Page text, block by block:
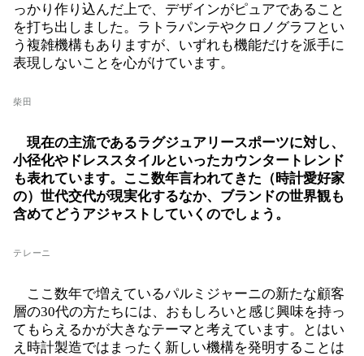
っかり作り込んだ上で、デザインがピュアであること
を打ち出しました。ラトラパンテやクロノグラフとい
う複雑機構もありますが、いずれも機能だけを派手に
表現しないことを心がけています。
柴田
現在の主流であるラグジュアリースポーツに対し、
小径化やドレススタイルといったカウンタートレンド
も表れています。ここ数年言われてきた（時計愛好家
の）世代交代が現実化するなか、ブランドの世界観も
含めてどうアジャストしていくのでしょう。
テレーニ
ここ数年で増えているパルミジャーニの新たな顧客
層の30代の方たちには、おもしろいと感じ興味を持っ
てもらえるかが大きなテーマと考えています。とはい
え時計製造ではまったく新しい機構を発明することは